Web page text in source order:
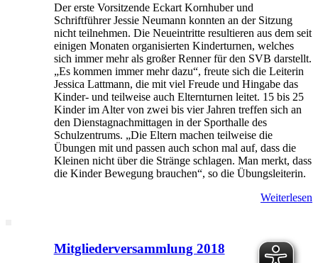
Der erste Vorsitzende Eckart Kornhuber und
Schriftführer Jessie Neumann konnten an der Sitzung
nicht teilnehmen. Die Neueintritte resultieren aus dem seit
einigen Monaten organisierten Kinderturnen, welches
sich immer mehr als großer Renner für den SVB darstellt.
„Es kommen immer mehr dazu“, freute sich die Leiterin
Jessica Lattmann, die mit viel Freude und Hingabe das
Kinder- und teilweise auch Elternturnen leitet. 15 bis 25
Kinder im Alter von zwei bis vier Jahren treffen sich an
den Dienstagnachmittagen in der Sporthalle des
Schulzentrums. „Die Eltern machen teilweise die
Übungen mit und passen auch schon mal auf, dass die
Kleinen nicht über die Stränge schlagen. Man merkt, dass
die Kinder Bewegung brauchen“, so die Übungsleiterin.
Weiterlesen
Mitgliederversammlung 2018